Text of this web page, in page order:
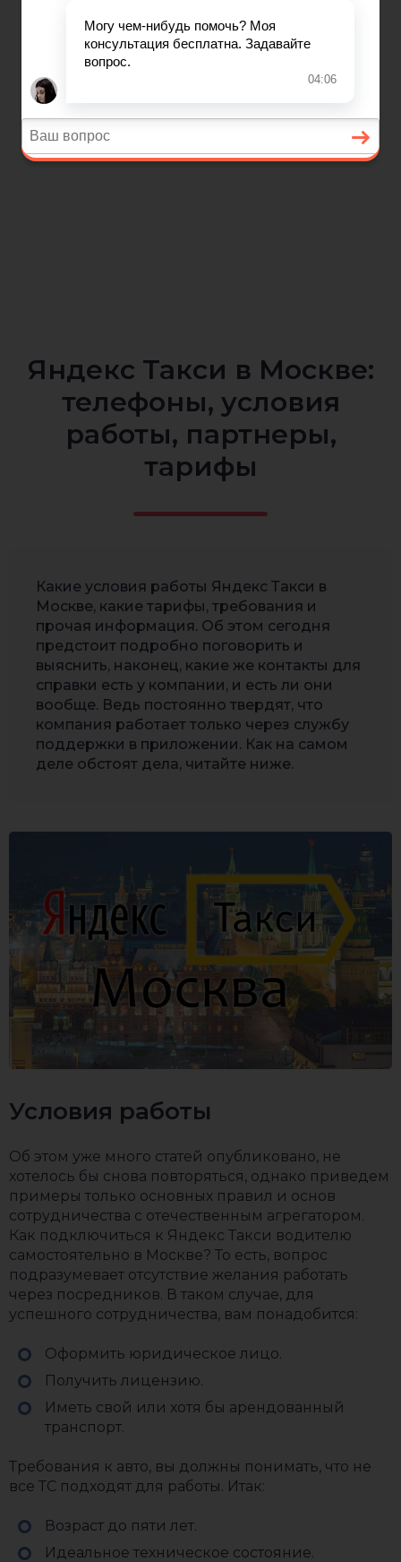
Яндекс Такси в Москве:
телефоны, условия
работы, партнеры,
тарифы
Какие условия работы Яндекс Такси в
Москве, какие тарифы, требования и
прочая информация. Об этом сегодня
предстоит подробно поговорить и
выяснить, наконец, какие же контакты для
справки есть у компании, и есть ли они
вообще. Ведь постоянно твердят, что
компания работает только через службу
поддержки в приложении. Как на самом
деле обстоят дела, читайте ниже.
Условия работы
Об этом уже много статей опубликовано, не
хотелось бы снова повторяться, однако приведем
примеры только основных правил и основ
сотрудничества с отечественным агрегатором.
Как подключиться к Яндекс Такси водителю
самостоятельно в Москве? То есть, вопрос
подразумевает отсутствие желания работать
через посредников. В таком случае, для
успешного сотрудничества, вам понадобится:
Оформить юридическое лицо.
Получить лицензию.
Иметь свой или хотя бы арендованный
транспорт.
Требования к авто, вы должны понимать, что не
все ТС подходят для работы. Итак:
Возраст до пяти лет.
Идеальное техническое состояние.